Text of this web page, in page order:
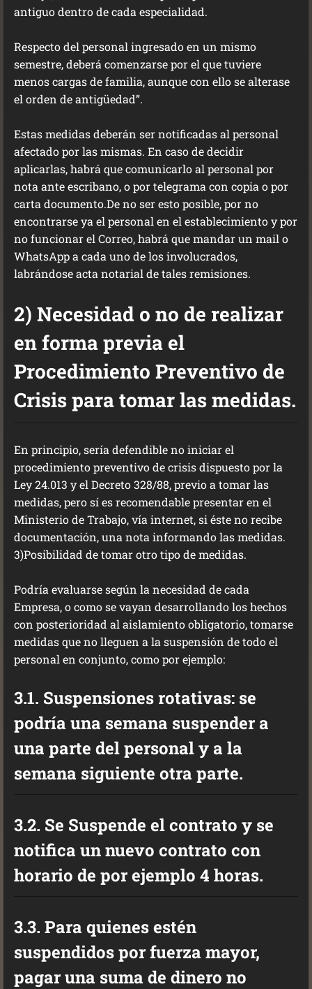
antiguo dentro de cada especialidad.
Respecto del personal ingresado en un mismo
semestre, deberá comenzarse por el que tuviere
menos cargas de familia, aunque con ello se alterase
el orden de antigüedad”.
Estas medidas deberán ser notificadas al personal
afectado por las mismas. En caso de decidir
aplicarlas, habrá que comunicarlo al personal por
nota ante escribano, o por telegrama con copia o por
carta documento.De no ser esto posible, por no
encontrarse ya el personal en el establecimiento y por
no funcionar el Correo, habrá que mandar un mail o
WhatsApp a cada uno de los involucrados,
labrándose acta notarial de tales remisiones.
2) Necesidad o no de realizar
en forma previa el
Procedimiento Preventivo de
Crisis para tomar las medidas.
En principio, sería defendible no iniciar el
procedimiento preventivo de crisis dispuesto por la
Ley 24.013 y el Decreto 328/88, previo a tomar las
medidas, pero sí es recomendable presentar en el
Ministerio de Trabajo, vía internet, si éste no recibe
documentación, una nota informando las medidas.
3)Posibilidad de tomar otro tipo de medidas.
Podría evaluarse según la necesidad de cada
Empresa, o como se vayan desarrollando los hechos
con posterioridad al aislamiento obligatorio, tomarse
medidas que no lleguen a la suspensión de todo el
personal en conjunto, como por ejemplo:
3.1. Suspensiones rotativas: se
podría una semana suspender a
una parte del personal y a la
semana siguiente otra parte.
3.2. Se Suspende el contrato y se
notifica un nuevo contrato con
horario de por ejemplo 4 horas.
3.3. Para quienes estén
suspendidos por fuerza mayor,
pagar una suma de dinero no